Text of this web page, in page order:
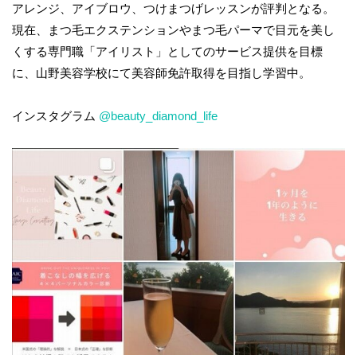
アレンジ、アイブロウ、つけまつげレッスンが評判となる。
現在、まつ毛エクステンションやまつ毛パーマで目元を美し
くする専門職「アイリスト」としてのサービス提供を目標
に、山野美容学校にて美容師免許取得を目指し学習中。
インスタグラム @beauty_diamond_life